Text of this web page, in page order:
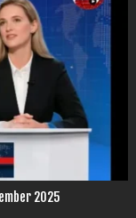
2025